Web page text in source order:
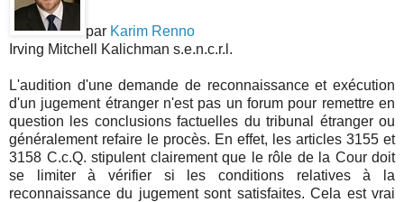
par Karim Renno
Irving Mitchell Kalichman s.e.n.c.r.l.
L'audition d'une demande de reconnaissance et exécution
d'un jugement étranger n'est pas un forum pour remettre en
question les conclusions factuelles du tribunal étranger ou
généralement refaire le procès. En effet, les articles 3155 et
3158 C.c.Q. stipulent clairement que le rôle de la Cour doit
se limiter à vérifier si les conditions relatives à la
reconnaissance du jugement sont satisfaites. Cela est vrai